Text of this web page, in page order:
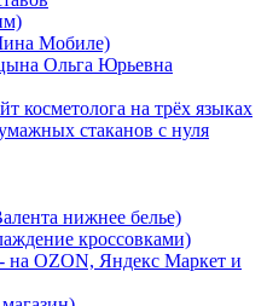
Мобиле)
Ольга Юрьевна
косметолога на трёх языках
стаканов с нуля
нижнее белье)
кроссовками)
на OZON, Яндекс Маркет и